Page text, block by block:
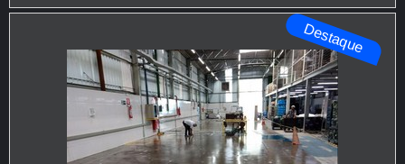
Rápido Epóxi. A empresa tem em seu escopo resina
epóxi autonivelante transparente e tinta para asf...
Destaque